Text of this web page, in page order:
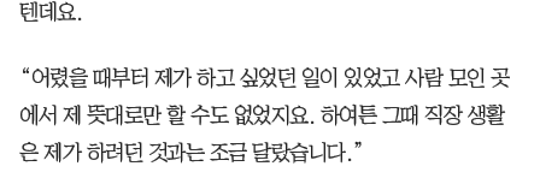
텐데요.
“어렸을 때부터 제가 하고 싶었던 일이 있었고 사람 모인 곳
에서 제 뜻대로만 할 수도 없었지요. 하여튼 그때 직장 생활
은 제가 하려던 것과는 조금 달랐습니다.”